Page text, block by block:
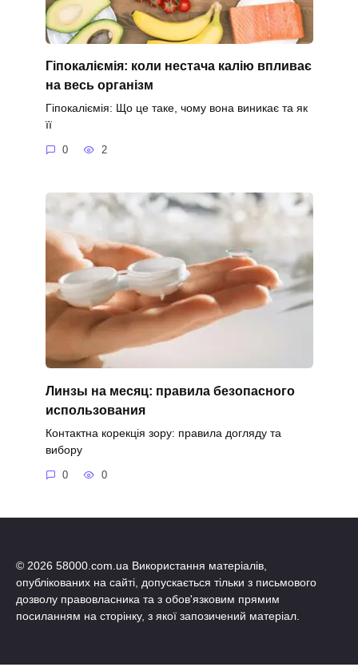
Гіпокаліємія: коли нестача калію впливає
на весь організм
Гіпокаліємія: Що це таке, чому вона виникає та як
її
0 2
Линзы на месяц: правила безопасного
использования
Контактна корекція зору: правила догляду та
вибору
0 0
© 2026 58000.com.ua Використання матеріалів,
опублікованих на сайті, допускається тільки з письмового
дозволу правовласника та з обов'язковим прямим
посиланням на сторінку, з якої запозичений матеріал.